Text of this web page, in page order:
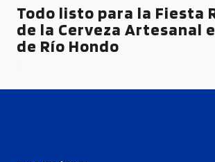
Todo listo para la Fiesta
de la Cerveza Artesanal
de Río Hondo